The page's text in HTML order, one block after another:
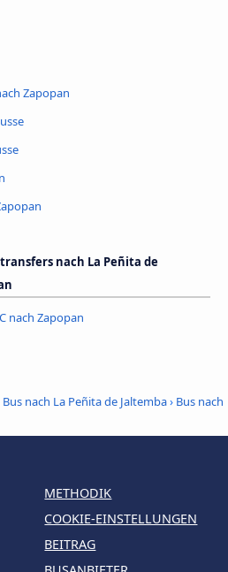
Zapopan
nach La Peñita de
nach Zapopan
Bus nach La Peñita de Jaltemba› Bus nach
METHODIK
COOKIE-EINSTELLUNGEN
BEITRAG